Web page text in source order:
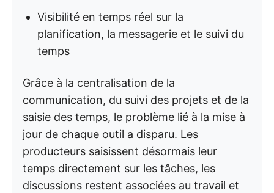
Visibilité en temps réel sur la
planification, la messagerie et le suivi du
temps
Grâce à la centralisation de la
communication, du suivi des projets et de la
saisie des temps, le problème lié à la mise à
jour de chaque outil a disparu. Les
producteurs saisissent désormais leur
temps directement sur les tâches, les
discussions restent associées au travail et